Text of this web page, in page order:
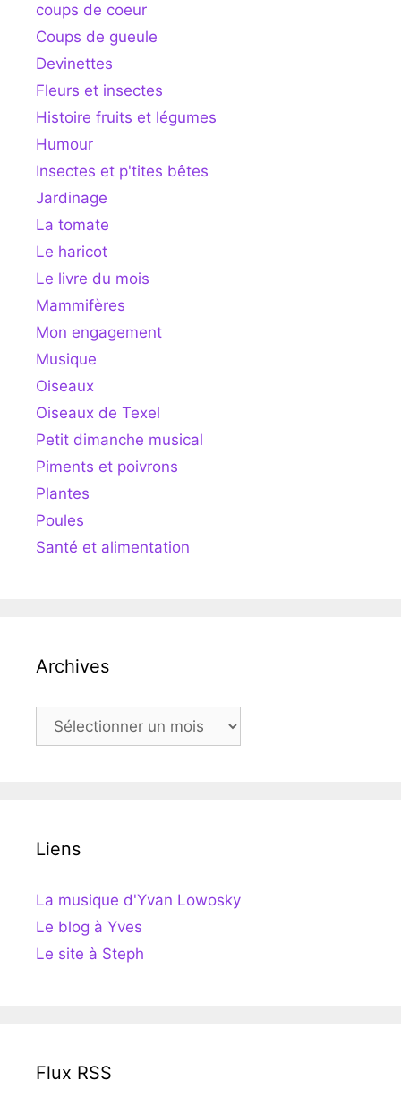
coups de coeur
Coups de gueule
Devinettes
Fleurs et insectes
Histoire fruits et légumes
Humour
Insectes et p'tites bêtes
Jardinage
La tomate
Le haricot
Le livre du mois
Mammifères
Mon engagement
Musique
Oiseaux
Oiseaux de Texel
Petit dimanche musical
Piments et poivrons
Plantes
Poules
Santé et alimentation
Archives
Archives
Liens
La musique d'Yvan Lowosky
Le blog à Yves
Le site à Steph
Flux RSS